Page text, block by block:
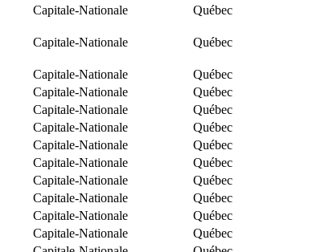
Capitale-Nationale
Québec
Capitale-Nationale Québec
Capitale-Nationale
Québec
Capitale-Nationale
Québec
Capitale-Nationale
Québec
Capitale-Nationale
Québec
Capitale-Nationale
Québec
Capitale-Nationale
Québec
Capitale-Nationale
Québec
Capitale-Nationale
Québec
Capitale-Nationale
Québec
Capitale-Nationale
Québec